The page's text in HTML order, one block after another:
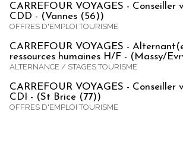
CARREFOUR VOYAGES - Conseiller
CDD - (Vannes (56))
OFFRES D'EMPLOI TOURISME
CARREFOUR VOYAGES -
ressources humaines H/F - (Massy/
ALTERNANCE / STAGES TOURISME
CARREFOUR VOYAGES - Conseiller
CDI - (St Brice (77))
OFFRES D'EMPLOI TOURISME